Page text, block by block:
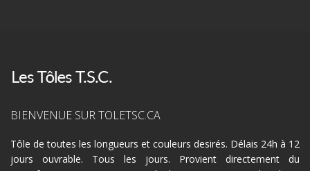
BIENVENUE SUR TOLETSC.CA
Tôle de toutes les longueurs et couleurs desirés. Délais 24h à 12
jours ouvrable. Tous les jours. Provient directement du